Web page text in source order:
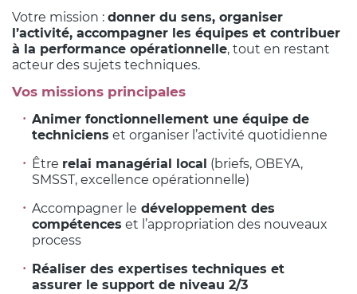
Votre mission : donner du sens, organiser
l’activité, accompagner les équipes et contribuer
à la performance opérationnelle, tout en restant
acteur des sujets techniques.
Vos missions principales
Animer fonctionnellement une équipe de
techniciens et organiser l’activité quotidienne
Être relai managérial local (briefs, OBEYA,
SMSST, excellence opérationnelle)
Accompagner le développement des
compétences et l’appropriation des nouveaux
process
Réaliser des expertises techniques et
assurer le support de niveau 2/3